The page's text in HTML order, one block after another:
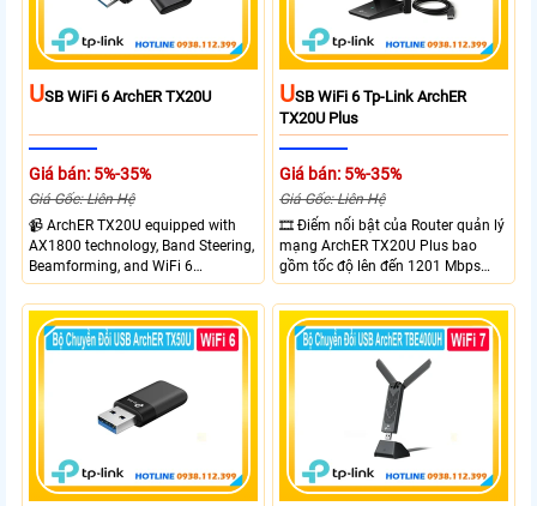
USB WiFi 6 ArchER TX20U
Giá bán: 5%-35%
Giá Gốc: Liên Hệ
📹 ArchER TX20U equipped with
AX1800 technology, Band Steering,
Beamforming, and WiFi 6
transmission. Band Steering
technology optimizes connections,
Beamforming enhances signal
focus for better coverage. Upgrade
leading-edge features.
USB WiFi 6 Tp-Link ArchER
TX20U Plus
Giá bán: 5%-35%
Giá Gốc: Liên Hệ
🎞 Điểm nổi bật của Router quản lý
mạng ArchER TX20U Plus bao
gồm tốc độ lên đến 1201 Mbps
trên băng tần 5 GHz và 574 Mbps
trên băng tần 2.4 GHz. công nghệ
Band Steering, Beamforming và
Wifi 6 cung cấp hiệu suất cao và
ổn định cho mạng Wi-Fi của bạn.